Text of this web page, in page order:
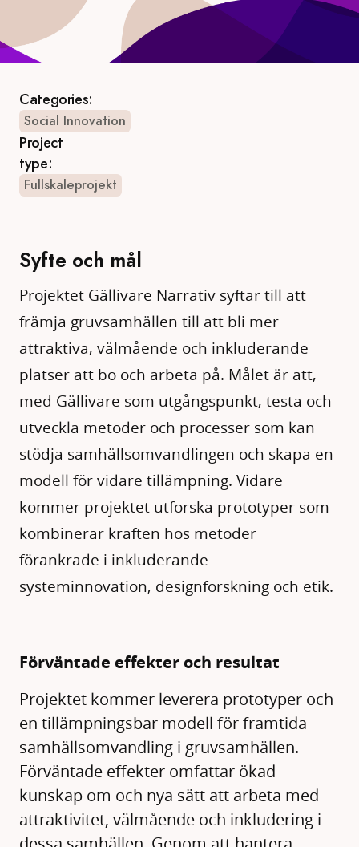
Categories:
Social Innovation
Project
type:
Fullskaleprojekt
Syfte och mål
Projektet Gällivare Narrativ syftar till att
främja gruvsamhällen till att bli mer
attraktiva, välmående och inkluderande
platser att bo och arbeta på. Målet är att,
med Gällivare som utgångspunkt, testa och
utveckla metoder och processer som kan
stödja samhällsomvandlingen och skapa en
modell för vidare tillämpning. Vidare
kommer projektet utforska prototyper som
kombinerar kraften hos metoder
förankrade i inkluderande
systeminnovation, designforskning och etik.
Förväntade effekter och resultat
Projektet kommer leverera prototyper och
en tillämpningsbar modell för framtida
samhällsomvandling i gruvsamhällen.
Förväntade effekter omfattar ökad
kunskap om och nya sätt att arbeta med
attraktivitet, välmående och inkludering i